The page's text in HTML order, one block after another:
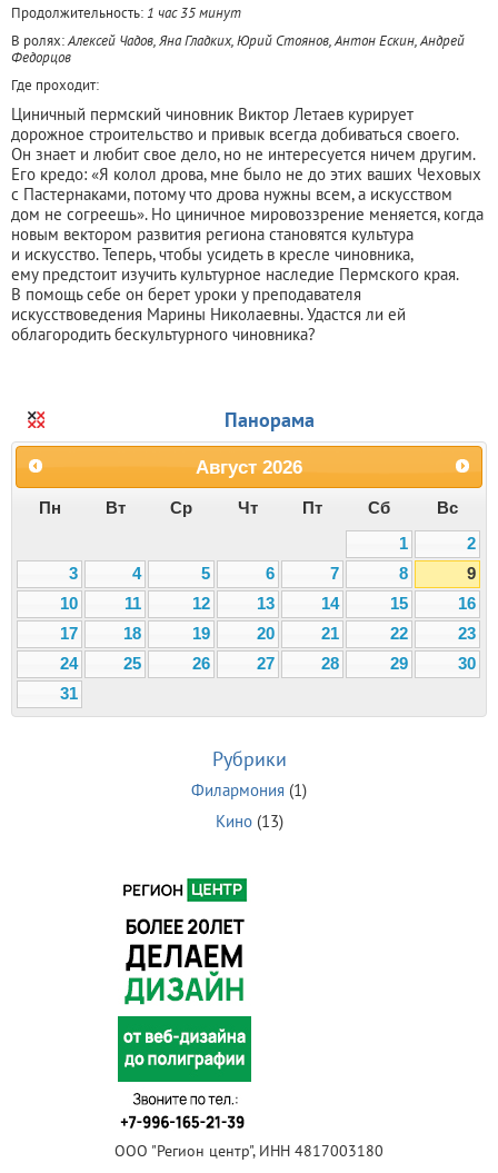
Продолжительность: 1 час 35 минут
В ролях:Алексей Чадов, Яна Гладких, Юрий Стоянов, Антон Ескин, Андрей
Федорцов
Где проходит:
Циничный пермский чиновник Виктор Летаев курирует
дорожное строительство и привык всегда добиваться своего.
Он знает и любит свое дело, но не интересуется ничем другим.
Его кредо: «Я колол дрова, мне было не до этих ваших Чеховых
с Пастернаками, потому что дрова нужны всем, а искусством
дом не согреешь». Но циничное мировоззрение меняется, когда
новым вектором развития региона становятся культура
и искусство. Теперь, чтобы усидеть в кресле чиновника,
ему предстоит изучить культурное наследие Пермского края.
В помощь себе он берет уроки у преподавателя
искусствоведения Марины Николаевны. Удастся ли ей
облагородить бескультурного чиновника?
Панорама
Август 2026
Пн Вт Ср Чт Пт Сб
Вс
1
2
3
4 5 6 7 8
9
10
11 12 13 14 15
16
17
18 19 20 21 22
23
24
25 26 27 28 29
30
31
Рубрики
Филармония (1)
Кино(13)
ООО "Регион центр", ИНН 4817003180